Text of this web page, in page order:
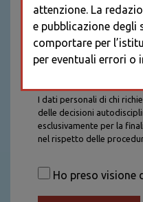
I dati personali di chi
delle decisioni
esclusivamente per la
nel rispetto delle
saranno trattati con tutte
saranno conservati per la
Ho preso visione
attenzione. La
e pubblicazione degli
comportare per
per eventuali errori o